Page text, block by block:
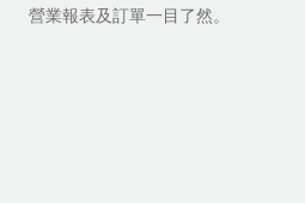
營業報表及訂單一目了然。